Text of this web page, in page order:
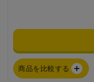
商品を比較する